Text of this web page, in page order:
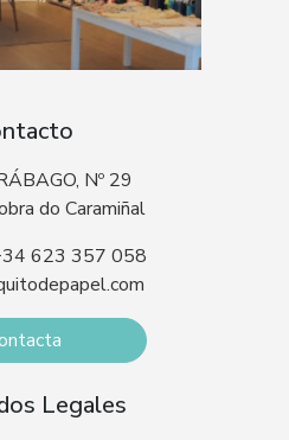
Nº 29
do Caramiñal
623 357 058
Legales